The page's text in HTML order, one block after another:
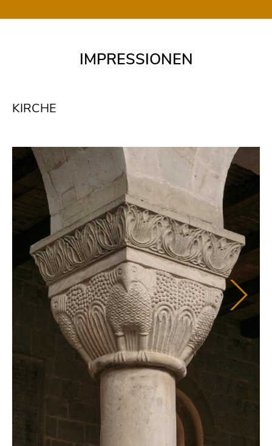
IMPRESSIONEN
KIRCHE